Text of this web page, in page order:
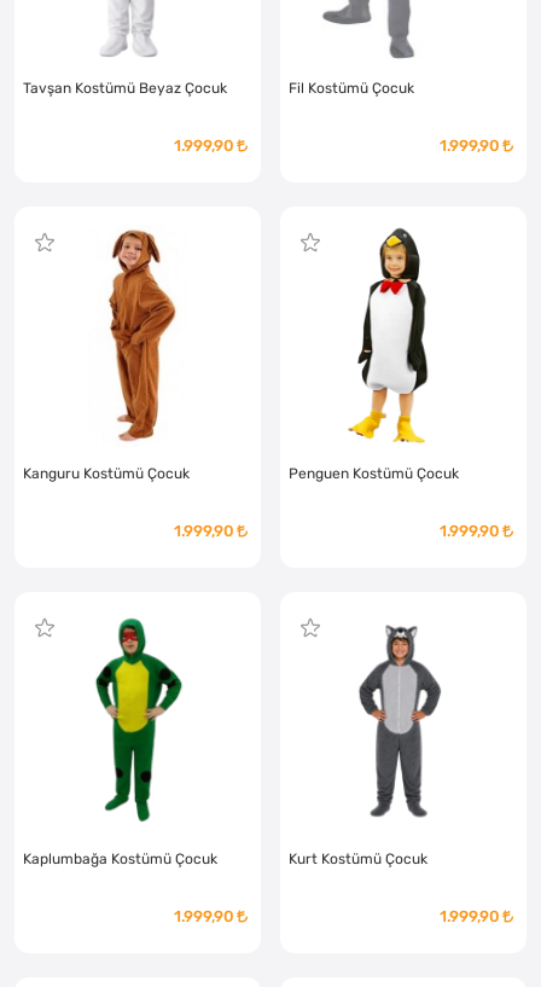
Tavşan Kostümü Beyaz Çocuk
1.999,90
Fil Kostümü Çocuk
1.999,90
Kanguru Kostümü Çocuk
1.999,90
Penguen Kostümü Çocuk
1.999,90
Kaplumbağa Kostümü Çocuk
1.999,90
Kurt Kostümü Çocuk
1.999,90